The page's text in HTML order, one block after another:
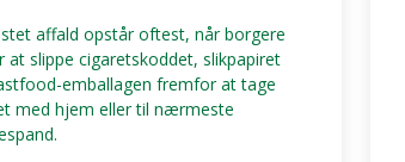
affald opstår oftest, når borgere
at slippe cigaretskoddet, slikpapiret
emballagen fremfor at tage
med hjem eller til nærmeste